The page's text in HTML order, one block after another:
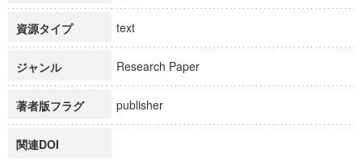
資源タイプ text
ジャンル Research Paper
著者版フラグ publisher
関連DOI